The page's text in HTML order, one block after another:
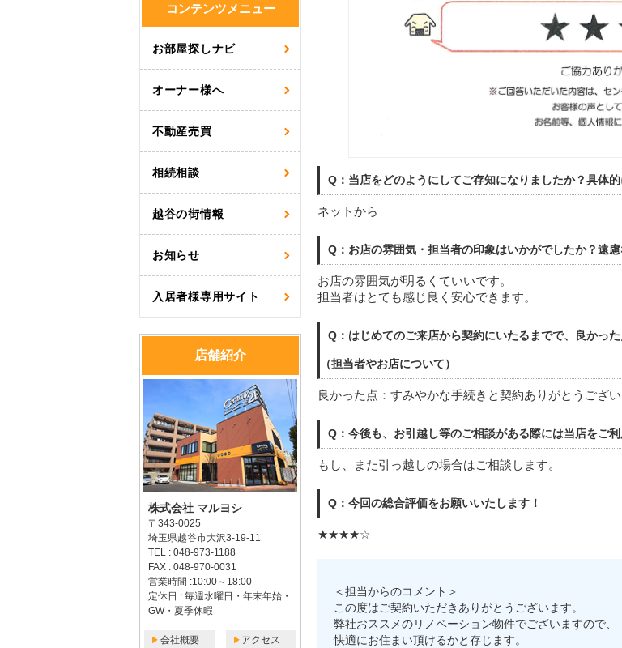
Q：当店をどのようにしてご存知になりましたか？具体
ネットから
Q：お店の雰囲気・担当者の印象はいかがでしたか？遠
お店の雰囲気が明るくていいです。
担当者はとても感じ良く安心できます。
Q：はじめてのご来店から契約にいたるまでで、良かっ
（担当者やお店について）
良かった点：すみやかな手続きと契約ありがとうござい
Q：今後も、お引越し等のご相談がある際には当店をご
もし、また引っ越しの場合はご相談します。
Q：今回の総合評価をお願いいたします！
★★★★☆
＜担当からのコメント＞
この度はご契約いただきありがとうございます。
弊社おススメのリノベーション物件でございますので、
快適にお住まい頂けるかと存じます。
コンテンツメニュー
お部屋探しナビ
オーナー様へ
不動産売買
相続相談
越谷の街情報
お知らせ
入居者様専用サイト
店舗紹介
株式会社 マルヨシ
〒343-0025
埼玉県越谷市大沢3-19-11
TEL : 048-973-1188
FAX : 048-970-0031
営業時間 :10:00～18:00
定休日 : 毎週水曜日・年末年始・
GW・夏季休暇
会社概要 アクセス